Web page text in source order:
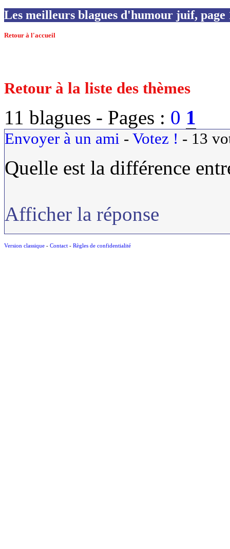
Les meilleurs blagues d'humour juif, page
Retour à l'accueil
Retour à la liste des thèmes
11 blagues - Pages : 0 1
Envoyer à un ami - Votez ! - 13
Quelle est la différence
Afficher la réponse
Version classique - Contact - Règles de confidentialité